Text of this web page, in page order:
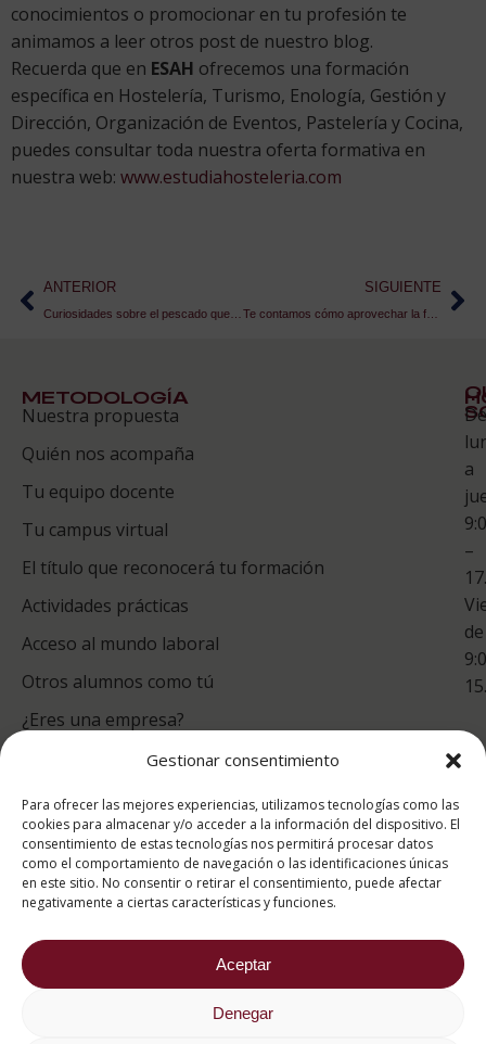
Gestionar consentimiento
Para ofrecer las mejores experiencias, utilizamos tecnologías como las
cookies para almacenar y/o acceder a la información del dispositivo. El
consentimiento de estas tecnologías nos permitirá procesar datos
como el comportamiento de navegación o las identificaciones únicas
en este sitio. No consentir o retirar el consentimiento, puede afectar
negativamente a ciertas características y funciones.
Aceptar
Denegar
conocimientos o promocionar en tu profesión te
animamos a leer otros post de nuestro blog.
Recuerda que en ESAH ofrecemos una formación
específica en Hostelería, Turismo, Enología, Gestión y
Dirección, Organización de Eventos, Pastelería y Cocina,
puedes consultar toda nuestra oferta formativa en
nuestra web: www.estudiahosteleria.com
ANTERIOR SIGUIENTE
Te contamos cómo aprovechar la fruta madura
METODOLOGÍA
Nuestra propuesta
Quién nos acompaña
Tu equipo docente
Tu campus virtual
El título que reconocerá tu formación
Actividades prácticas
Acceso al mundo laboral
Otros alumnos como tú
¿Eres una empresa?
Te
De
a
–
de
puntuación para ESAH
9.4/10
basado en1331
Valoraciones soportado por
eKomi
2026 ® Estudios Superiores Abiertos de Hostelería